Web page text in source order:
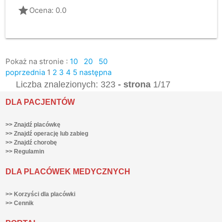
gradeOcena: 0.0
Pokaż na stronie : 10 20
50
poprzednia 1 2 3 4 5 następna
Liczba znalezionych: 323- strona 1/17
DLA PACJENTÓW
>> Znajdź placówkę
>> Znajdź operację lub zabieg
>> Znajdź chorobę
>> Regulamin
DLA PLACÓWEK MEDYCZNYCH
>> Korzyści dla placówki
>> Cennik